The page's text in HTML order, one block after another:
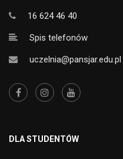
16 624 46 40
Spis telefonów
uczelnia@pansjar.edu.pl
DLA STUDENTÓW